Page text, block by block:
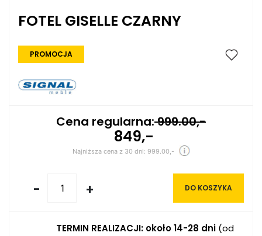
FOTEL GISELLE CZARNY
PROMOCJA
Cena regularna:999.00,-
849,-
Najniższa cena z 30 dni: 999.00,-
- + DO KOSZYKA
TERMIN REALIZACJI: około 14-28 dni (od